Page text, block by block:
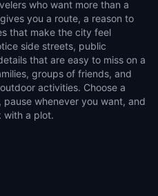
who want more than a
you a route, a reason to
that make the city feel
side streets, public
that are easy to miss on a
groups of friends, and
activities. Choose a
whenever you want, and
with a plot.